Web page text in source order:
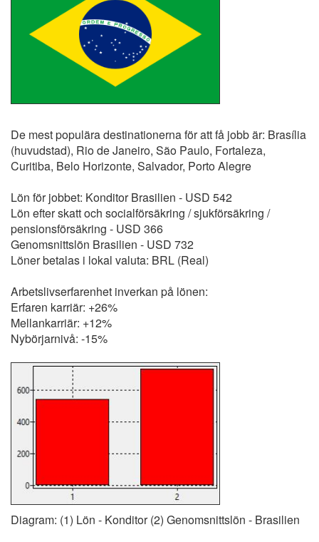
De mest populära destinationerna för att få jobb är: Brasília
(huvudstad), Rio de Janeiro, São Paulo, Fortaleza,
Curitiba, Belo Horizonte, Salvador, Porto Alegre
Lön för jobbet: Konditor Brasilien - USD 542
Lön efter skatt och socialförsäkring / sjukförsäkring /
pensionsförsäkring - USD 366
Genomsnittslön Brasilien - USD 732
Löner betalas i lokal valuta: BRL (Real)
Arbetslivserfarenhet inverkan på lönen:
Erfaren karriär: +26%
Mellankarriär: +12%
Nybörjarnivå: -15%
Diagram: (1) Lön - Konditor (2) Genomsnittslön - Brasilien